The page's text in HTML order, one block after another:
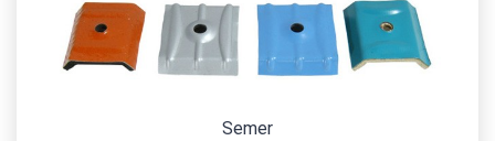
Semer